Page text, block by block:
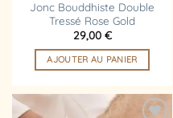
Jonc Bouddhiste Double
Tressé Rose Gold
29,00 €
AJOUTER AU PANIER